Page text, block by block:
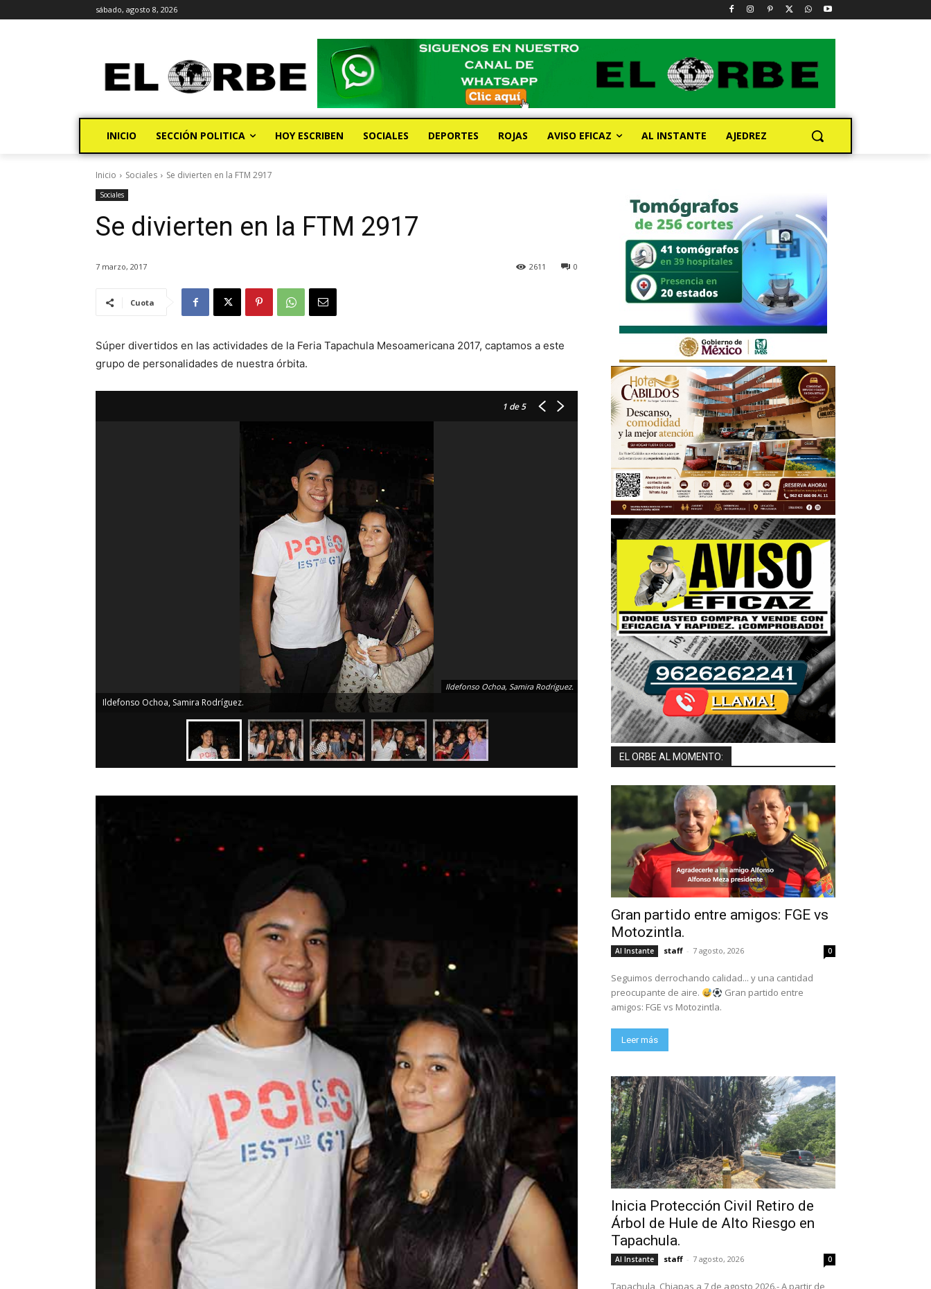
sábado, agosto 8, 2026
INICIO SECCIÓN POLITICA HOY ESCRIBEN SOCIALES DEPORTES ROJAS AVISO EFICAZ AL INSTANTE AJEDREZ
Inicio Sociales Se divierten en la FTM 2917
Sociales
Se divierten en la FTM 2917
7 marzo, 2017 0
2611
Cuota
Súper divertidos en las actividades de la Feria Tapachula Mesoamericana 2017, captamos a este
grupo de personalidades de nuestra órbita.
1 de 5
Ildefonso Ochoa, Samira Rodríguez.
Ildefonso Ochoa, Samira Rodríguez. Ximena Cruz, Majo Martínez, Regina Elorza.
EL ORBE AL MOMENTO:
Gran partido entre amigos: FGE vs
Motozintla.
Al Instante staff - 7 agosto, 2026 0
Seguimos derrochando calidad... y una cantidad
preocupante de aire.
Gran partido entre
amigos: FGE vs Motozintla.
Leer más
Inicia Protección Civil Retiro de
Árbol de Hule de Alto Riesgo en
Tapachula.
Al Instante staff - 7 agosto, 2026 0
Tapachula, Chiapas a 7 de agosto 2026.- A partir de